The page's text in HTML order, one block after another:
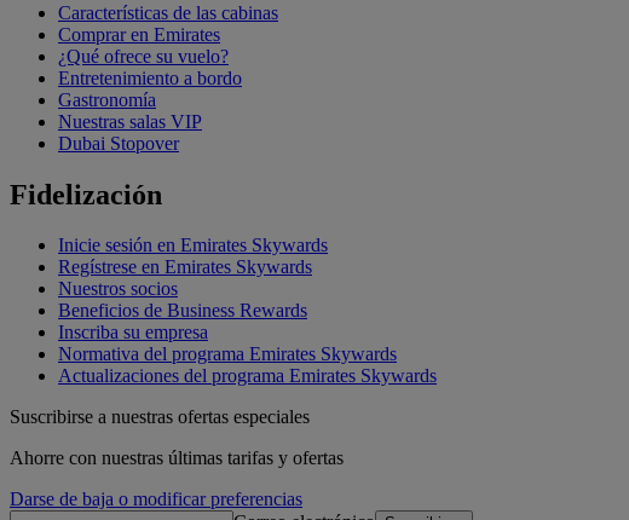
Características de las cabinas
Comprar en Emirates
¿Qué ofrece su vuelo?
Entretenimiento a bordo
Gastronomía
Nuestras salas VIP
Dubai Stopover
Fidelización
Inicie sesión en Emirates Skywards
Regístrese en Emirates Skywards
Nuestros socios
Beneficios de Business Rewards
Inscriba su empresa
Normativa del programa Emirates Skywards
Actualizaciones del programa Emirates Skywards
Suscribirse a nuestras ofertas especiales
Ahorre con nuestras últimas tarifas y ofertas
Darse de baja o modificar preferencias